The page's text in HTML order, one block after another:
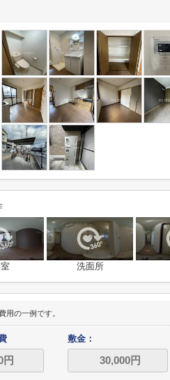
洗面所
用の一例です。
敷金：